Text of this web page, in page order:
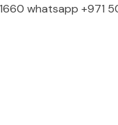
whatsapp +971